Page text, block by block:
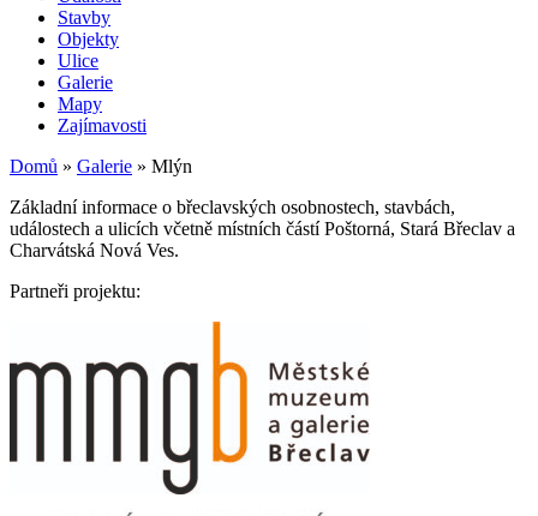
Stavby
Objekty
Ulice
Galerie
Mapy
Zajímavosti
Domů » Galerie » Mlýn
Základní informace o břeclavských osobnostech, stavbách,
událostech a ulicích včetně místních částí Poštorná, Stará Břeclav a
Charvátská Nová Ves.
Partneři projektu: